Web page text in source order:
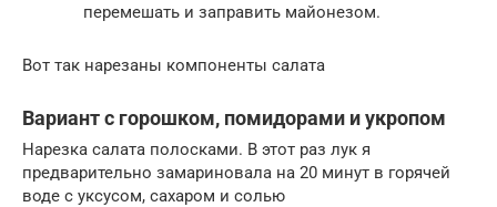
перемешать и заправить майонезом.
Вот так нарезаны компоненты салата
Вариант с горошком, помидорами и укропом
Нарезка салата полосками. В этот раз лук я
предварительно замариновала на 20 минут в горячей
воде с уксусом, сахаром и солью